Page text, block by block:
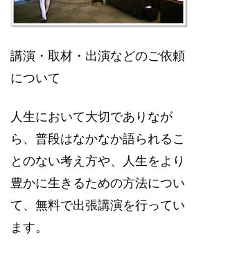
講演・取材・出演などのご依頼
について
人生において大切でありなが
ら、普段はなかなか語られるこ
とのない考え方や、人生をより
豊かに生きるための方法につい
て、無料で出張講演を行ってい
ます。